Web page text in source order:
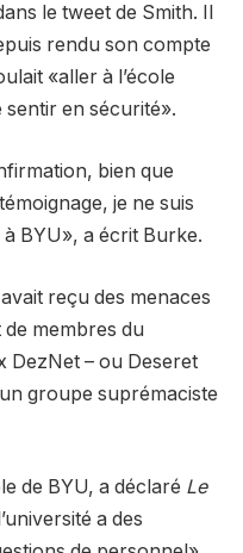
le tweet de Smith. Il
rendu son compte
«aller à l’école
en sécurité».
bien que
je ne suis
BYU», a écrit Burke.
reçu des menaces
membres du
DezNet – ou Deseret
groupe suprémaciste
de BYU, a déclaré Le
a des